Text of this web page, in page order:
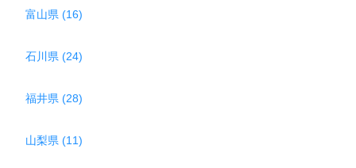
富山県 (16)
石川県 (24)
福井県 (28)
山梨県 (11)